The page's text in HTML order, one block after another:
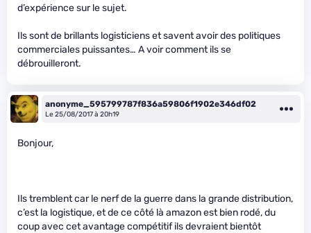
d’expérience sur le sujet.
Ils sont de brillants logisticiens et savent avoir des politiques
commerciales puissantes… A voir comment ils se
débrouilleront.
anonyme_595799787f836a59806f1902e346df02
Le 25/08/2017 à 20h19
Bonjour,
Ils tremblent car le nerf de la guerre dans la grande distribution,
c’est la logistique, et de ce côté là amazon est bien rodé, du
coup avec cet avantage compétitif ils devraient bientôt